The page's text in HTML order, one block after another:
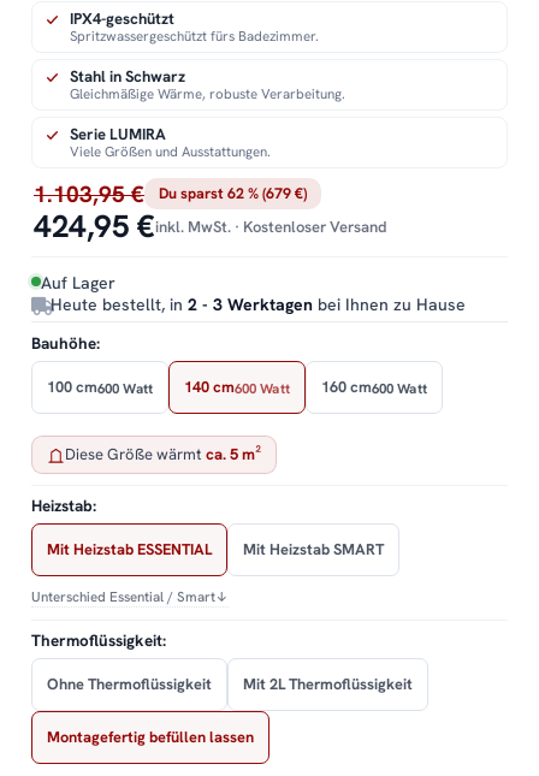
1.103,95 € Du sparst 62 % (679 €)
424,95 €inkl. MwSt. · Kostenloser Versand
Auf Lager
Heute bestellt, in 2 - 3 Werktagen bei Ihnen zu Hause
IPX4-geschützt
Spritzwassergeschützt fürs Badezimmer.
Stahl in Schwarz
Gleichmäßige Wärme, robuste Verarbeitung.
Serie LUMIRA
Viele Größen und Ausstattungen.
Bauhöhe:
100 cm600 Watt 140 cm600 Watt 160 cm600 Watt
Diese Größe wärmt ca. 5 m²
Heizstab:
Mit Heizstab ESSENTIAL Mit Heizstab SMART
Unterschied Essential / Smart↓
Thermoflüssigkeit:
Ohne Thermoflüssigkeit Mit 2L Thermoflüssigkeit
Montagefertig befüllen lassen